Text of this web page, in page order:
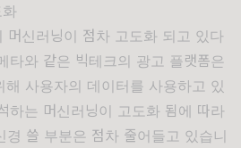
머신러닝이 점차 고도화 되고 있다
타와 같은 빅테크의 광고 플랫폼은
사용자의 데이터를 사용하고 있
하는 머신러닝이 고도화 됨에 따라
쓸 부분은 점차 줄어들고 있습니